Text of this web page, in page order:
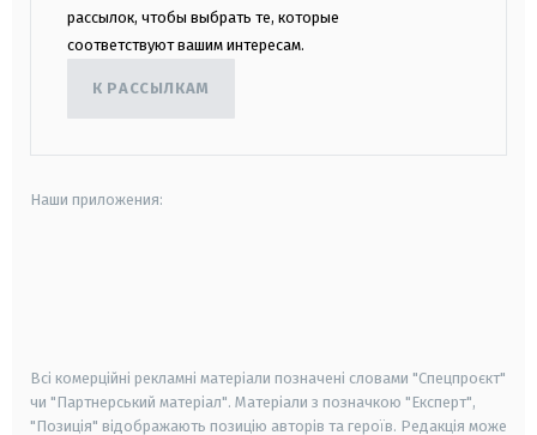
рассылок, чтобы выбрать те, которые
соответствуют вашим интересам.
К РАССЫЛКАМ
Наши приложения:
Всі комерційні рекламні матеріали позначені словами "Спецпроєкт"
чи "Партнерський матеріал". Матеріали з позначкою "Експерт",
"Позиція" відображають позицію авторів та героїв. Редакція може